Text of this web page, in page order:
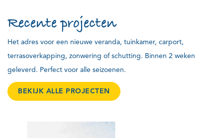
Recente projecten
Het adres voor een nieuwe veranda, tuinkamer, carport,
terrasoverkapping, zonwering of schutting. Binnen 2 weken
geleverd. Perfect voor alle seizoenen.
BEKIJK ALLE PROJECTEN